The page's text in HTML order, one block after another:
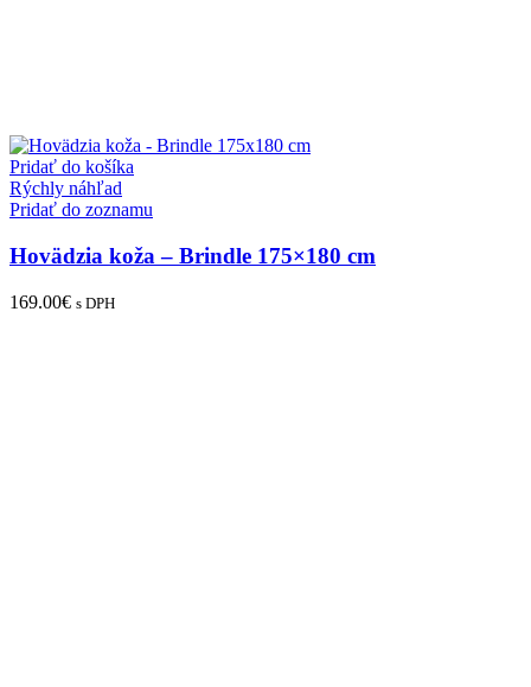
Pridať do košíka
Rýchly náhľad
Pridať do zoznamu
Hovädzia koža – Brindle 175×180 cm
169.00€ s DPH